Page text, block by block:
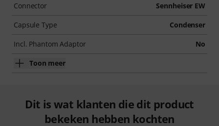
Connector Sennheiser EW
Capsule Type Condenser
Incl. Phantom Adaptor No
Toon meer
Dit is wat klanten die dit product
bekeken hebben kochten